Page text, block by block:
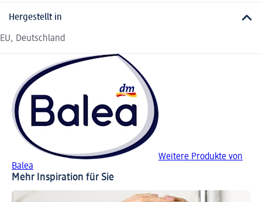
Hergestellt in
EU, Deutschland
Weitere Produkte von
Balea
Mehr Inspiration für Sie